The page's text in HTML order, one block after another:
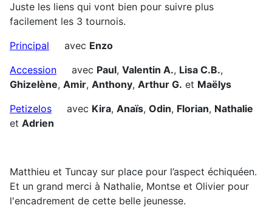
Juste les liens qui vont bien pour suivre plus
facilement les 3 tournois.
Principal avec Enzo
Accession avec Paul, Valentin A., Lisa C.B.,
Ghizelène, Amir, Anthony, Arthur G. et Maëlys
Petizelos avec Kira, Anaïs, Odin, Florian, Nathalie
et Adrien
Matthieu et Tuncay sur place pour l’aspect échiquéen.
Et un grand merci à Nathalie, Montse et Olivier pour
l'encadrement de cette belle jeunesse.